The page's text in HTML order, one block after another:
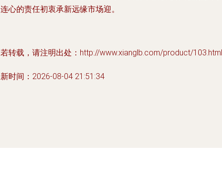
心的责任初衷承新远缘市场迎。
转载，请注明出处：http://www.xianglb.com/product/103.html
时间：2026-08-04 21:51:34